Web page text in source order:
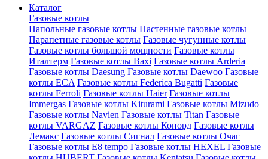
Каталог
Газовые котлы
Напольные газовые котлы Настенные газовые котлы
Парапетные газовые котлы Газовые чугунные котлы
Газовые котлы большой мощности Газовые котлы
Италтерм Газовые котлы Baxi Газовые котлы Arderia
Газовые котлы Daesung Газовые котлы Daewoo Газовые
котлы ECA Газовые котлы Federica Bugatti Газовые
котлы Ferroli Газовые котлы Haier Газовые котлы
Immergas Газовые котлы Kiturami Газовые котлы Mizudo
Газовые котлы Navien Газовые котлы Titan Газовые
котлы VARGAZ Газовые котлы Конорд Газовые котлы
Лемакс Газовые котлы Сигнал Газовые котлы Очаг
Газовые котлы E8 tempo Газовые котлы HEXEL Газовые